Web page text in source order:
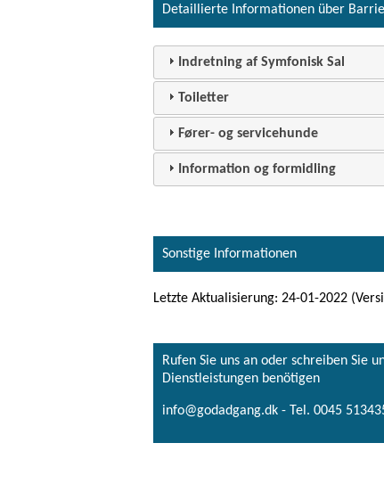
Detaillierte Informationen über
Indretning af Symfonisk Sal
Toiletter
Fører- og servicehunde
Information og formidling
Sonstige Informationen
Letzte Aktualisierung: 24-01-2022
Rufen Sie uns an oder schreiben Sie
Dienstleistungen benötigen
info@godadgang.dk - Tel. 0045